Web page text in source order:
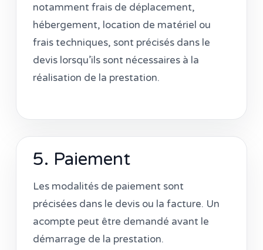
notamment frais de déplacement,
hébergement, location de matériel ou
frais techniques, sont précisés dans le
devis lorsqu’ils sont nécessaires à la
réalisation de la prestation.
5. Paiement
Les modalités de paiement sont
précisées dans le devis ou la facture. Un
acompte peut être demandé avant le
démarrage de la prestation.